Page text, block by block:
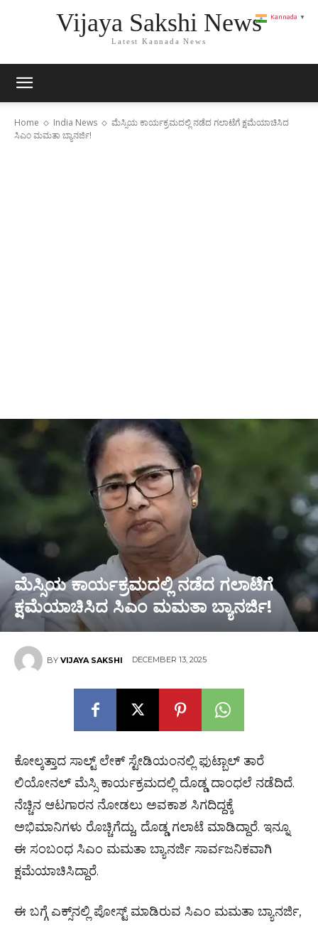
Vijaya Sakshi News
Latest Kannada News
Home India News
ಮೆಸ್ಸಿಯ ಕಾರ್ಯಕ್ರಮದಲ್ಲಿ ನಡೆದ ಗಲಾಟೆಗೆ ಕ್ಷಮೆಯಾಚಿಸಿದ
ಸಿಎಂ ಮಮತಾ ಬ್ಯಾನರ್ಜಿ!
ಮೆಸ್ಸಿಯ ಕಾರ್ಯಕ್ರಮದಲ್ಲಿ ನಡೆದ ಗಲಾಟೆಗೆ
ಕ್ಷಮೆಯಾಚಿಸಿದ ಸಿಎಂ ಮಮತಾ ಬ್ಯಾನರ್ಜಿ!
BY VIJAYA SAKSHI DECEMBER 13, 2025
ಕೋಲ್ಕತ್ತಾದ ಸಾಲ್ಟ್ ಲೇಕ್ ಸ್ಟೇಡಿಯಂನಲ್ಲಿ ಫುಟ್ಬಾಲ್ ತಾರೆ
ಲಿಯೋನಲ್ ಮೆಸ್ಸಿ ಕಾರ್ಯಕ್ರಮದಲ್ಲಿ ದೊಡ್ಡ ದಾಂಧಲೆ ನಡೆದಿದೆ.
ನೆಚ್ಚಿನ ಆಟಗಾರನ ನೋಡಲು ಅವಕಾಶ ಸಿಗದಿದ್ದಕ್ಕೆ
ಅಭಿಮಾನಿಗಳು ರೊಚ್ಚಿಗೆದ್ದು, ದೊಡ್ಡ ಗಲಾಟೆ ಮಾಡಿದ್ದಾರೆ. ಇನ್ನೂ
ಈ ಸಂಬಂಧ ಸಿಎಂ ಮಮತಾ ಬ್ಯಾನರ್ಜಿ ಸಾರ್ವಜನಿಕವಾಗಿ
ಕ್ಷಮೆಯಾಚಿಸಿದ್ದಾರೆ.
ಈ ಬಗ್ಗೆ ಎಕ್ಸ್​​ನಲ್ಲಿ ಪೋಸ್ಟ್ ಮಾಡಿರುವ ಸಿಎಂ ಮಮತಾ ಬ್ಯಾನರ್ಜಿ,
Kannada ▼